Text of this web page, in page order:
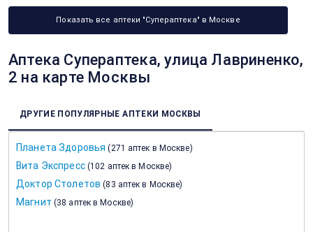
Показать все аптеки "Супераптека" в Москве
Аптека Супераптека, улица Лавриненко,
2 на карте Москвы
ДРУГИЕ ПОПУЛЯРНЫЕ АПТЕКИ МОСКВЫ
Планета Здоровья (271 аптек в Москве)
Вита Экспресс (102 аптек в Москве)
Доктор Столетов (83 аптек в Москве)
Магнит (38 аптек в Москве)